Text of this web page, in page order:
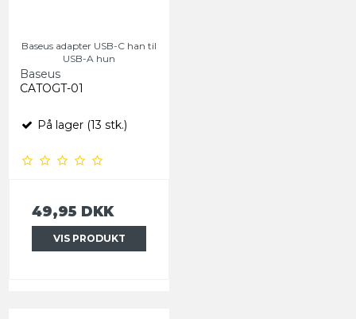
Baseus adapter USB-C han til
USB-A hun
Baseus
CATOGT-01
På lager (13 stk.)
49,95 DKK
VIS PRODUKT